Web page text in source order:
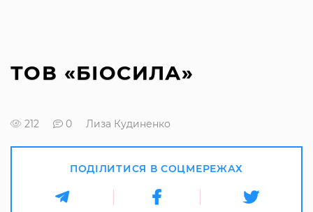
ТОВ «БІОСИЛА»
212 0 Лиза Кудиненко
ПОДІЛИТИСЯ В СОЦМЕРЕЖАХ